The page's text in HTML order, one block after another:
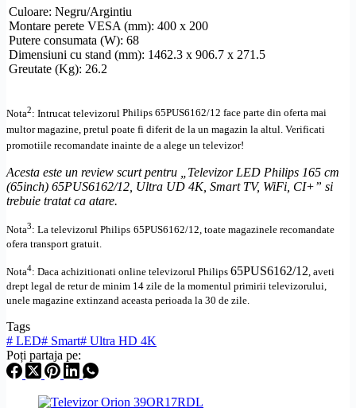
Culoare: Negru/Argintiu
Montare perete VESA (mm): 400 x 200
Putere consumata (W): 68
Dimensiuni cu stand (mm): 1462.3 x 906.7 x 271.5
Greutate (Kg): 26.2
Nota2: Intrucat televizorul Philips 65PUS6162/12 face parte din oferta mai
multor magazine, pretul poate fi diferit de la un magazin la altul . Verificati
promotiile recomandate inainte de a alege un televizor!
Acesta este un review scurt pentru „Televizor LED Philips 165 cm
(65inch) 65PUS6162/12, Ultra UD 4K, Smart TV, WiFi, CI+” si
trebuie tratat ca atare.
Nota3: La televizorul Philips 65PUS6162/12, toate magazinele recomandate
ofera transport gratuit.
Nota4: Daca achizitionati online televizorul Philips 65PUS6162/12, aveti
drept legal de retur de minim 14 zile de la momentul primirii televizorului,
unele magazine extinzand aceasta perioada la 30 de zile.
Tags
# LED# Smart# Ultra HD 4K
Poți partaja pe: